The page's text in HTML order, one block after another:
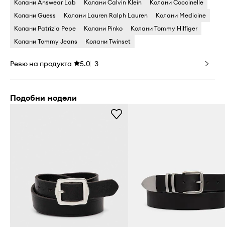
Колани Answear Lab Колани Calvin Klein
Колани Coccinelle
Колани Guess
Колани Lauren Ralph Lauren
Колани Medicine
Колани Patrizia Pepe
Колани Pinko
Колани Tommy Hilfiger
Колани Tommy Jeans
Колани Twinset
Ревю на продукта 5.0 3
Подобни модели